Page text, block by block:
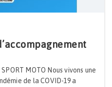
SPORT MOTO Nous vivons une
de la COVID-19 a